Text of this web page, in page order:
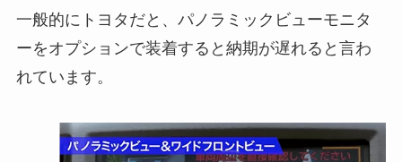
一般的にトヨタだと、パノラミックビューモニタ
ーをオプションで装着すると納期が遅れると言わ
れています。